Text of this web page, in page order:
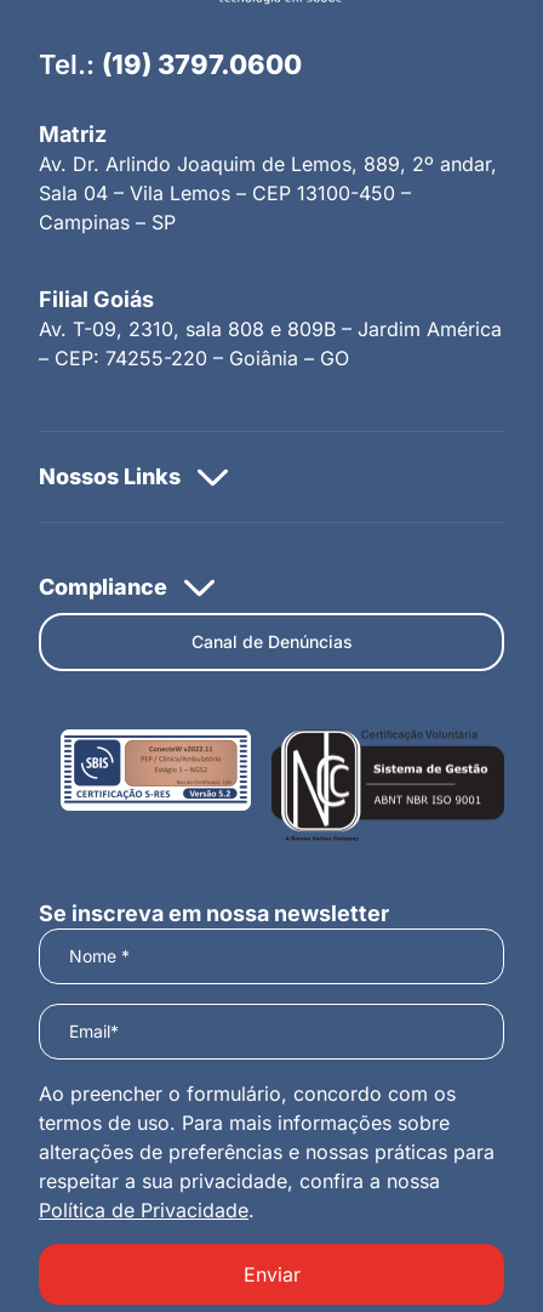
Tel.: (19) 3797.0600
Matriz
Av. Dr. Arlindo Joaquim de Lemos, 889, 2º andar,
Sala 04 – Vila Lemos – CEP 13100-450 –
Campinas – SP
Filial Goiás
Av. T-09, 2310, sala 808 e 809B – Jardim América
– CEP: 74255-220 – Goiânia – GO
Canal de Denúncias
Se inscreva em nossa newsletter
Ao preencher o formulário, concordo com os
termos de uso. Para mais informações sobre
alterações de preferências e nossas práticas para
respeitar a sua privacidade, confira a nossa
Política de Privacidade.
Enviar